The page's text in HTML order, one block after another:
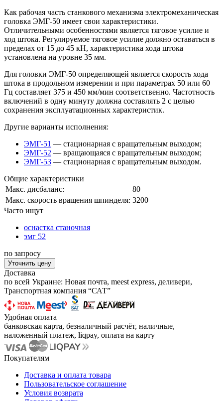
Как рабочая часть станкового механизма электромеханическая
головка ЭМГ-50 имеет свои характеристики.
Отличительными особенностями является тяговое усилие и
ход штока. Регулируемое тяговое усилие должно оставаться в
пределах от 15 до 45 кН, характеристика хода штока
установлена на уровне 35 мм.
Для головки ЭМГ-50 определяющей является скорость хода
штока в продольном измерении и при параметрах 50 или 60
Гц составляет 375 и 450 мм/мин соответственно. Частотность
включений в одну минуту должна составлять 2 с целью
сохранения эксплуатационных характеристик.
Другие варианты исполнения:
ЭМГ-51 — стационарная с вращательным выходом;
ЭМГ-52 — вращающаяся с вращательным выходом;
ЭМГ-53 — стационарная с вращательным выходом.
Общие характеристики
Макс. дисбаланс:
80
Макс. скорость вращения шпинделя: 3200
Часто ищут
оснастка станочная
эмг 52
по запросу
Уточнить цену
Доставка
по всей Украине: Новая почта, meest express, деливери,
Транспортная компания “САТ”
Удобная оплата
банковская карта, безналичный расчёт, наличные,
наложенный платеж, liqpay, оплата на карту
Покупателям
Доставка и оплата товара
Пользовательское соглашение
Условия возврата